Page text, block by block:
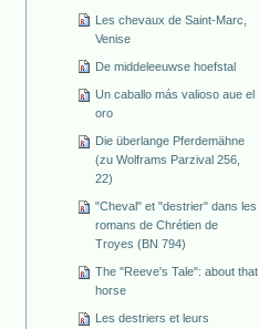
Les chevaux de Saint-Marc,
Venise
De middeleeuwse hoefstal
Un caballo más valioso aue el
oro
Die überlange Pferdemähne
(zu Wolframs Parzival 256,
22)
"Cheval" et "destrier" dans les
romans de Chrétien de
Troyes (BN 794)
The "Reeve's Tale": about that
horse
Les destriers et leurs